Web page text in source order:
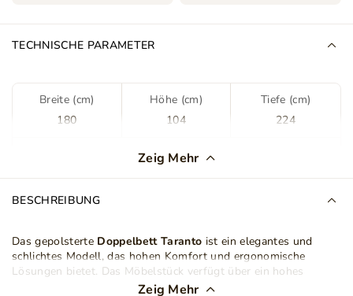
TECHNISCHE PARAMETER
Breite (cm)
180
Höhe (cm)
104
Tiefe (cm)
224
Rosa
Lattenrost im Set Ja
Zeig Mehr
BESCHREIBUNG
Das gepolsterte Doppelbett Taranto ist ein elegantes und
schlichtes Modell, das hohen Komfort und ergonomische
Lösungen bietet. Das Möbelstück verfügt über ein hohes
Kopfteil, das mit interessanten Nähten verziert ist. Das Kopfteil
Zeig Mehr